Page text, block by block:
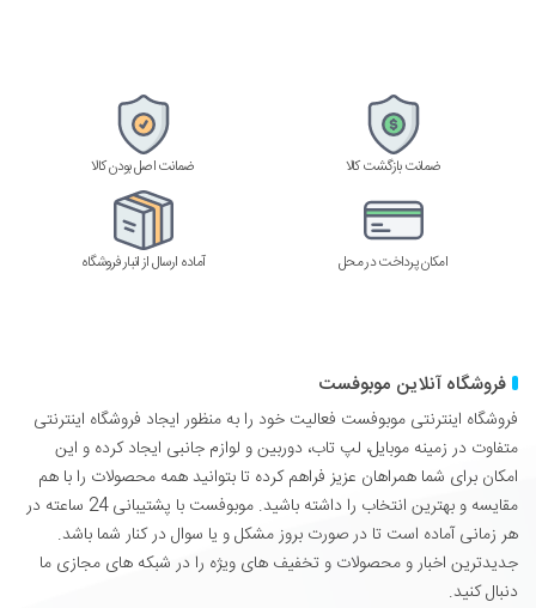
ضمانت بازگشت کالا ضمانت اصل بودن کالا
امکان پرداخت در محل آماده ارسال از انبار فروشگاه
فروشگاه آنلاین موبوفست
فروشگاه اینترنتی موبوفست فعالیت خود را به منظور ایجاد فروشگاه اینترنتی
متفاوت در زمینه موبایل، لپ تاب، دوربین و لوازم جانبی ایجاد کرده و این
امکان برای شما همراهان عزیز فراهم کرده تا بتوانید همه محصولات را با هم
مقایسه و بهترین انتخاب را داشته باشید. موبوفست با پشتیبانی 24 ساعته در
هر زمانی آماده است تا در صورت بروز مشکل و یا سوال در کنار شما باشد.
جدیدترین اخبار و محصولات و تخفیف های ویژه را در شبکه های مجازی ما
دنبال کنید.